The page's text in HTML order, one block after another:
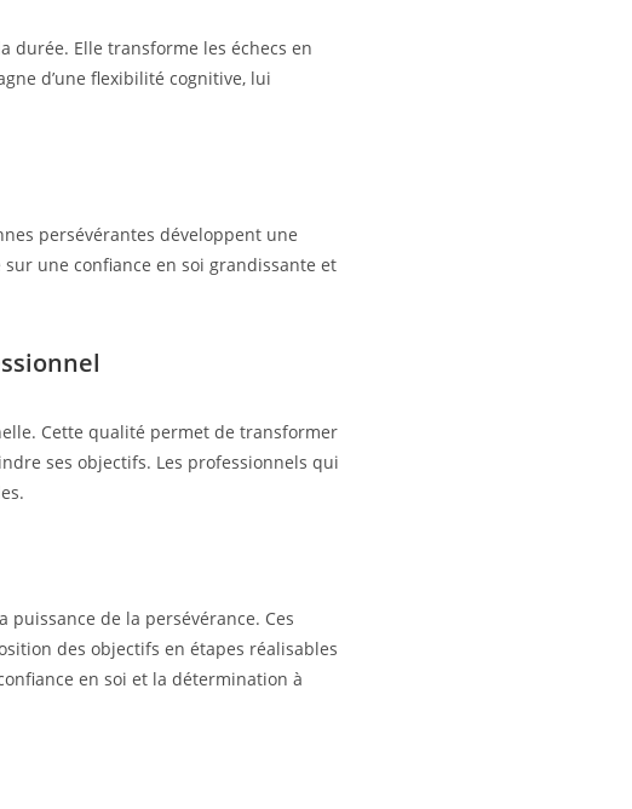
durée. Elle transforme les échecs en
d’une flexibilité cognitive, lui
persévérantes développent une
une confiance en soi grandissante et
Cette qualité permet de transformer
ses objectifs. Les professionnels qui
puissance de la persévérance. Ces
des objectifs en étapes réalisables
en soi et la détermination à